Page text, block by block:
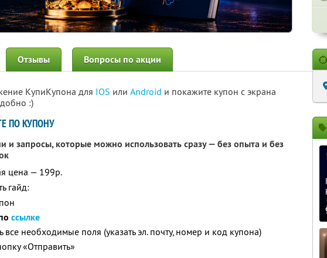
Отзывы Вопросы по акции
КупиКупона для IOS или Android и покажите купон с экрана
:)
ПО КУПОНУ
и запросы, которые можно использовать сразу — без опыта и без
цена — 199р.
гайд:
ссылке
все необходимые поля (указать эл. почту, номер и код купона)
«Отправить»